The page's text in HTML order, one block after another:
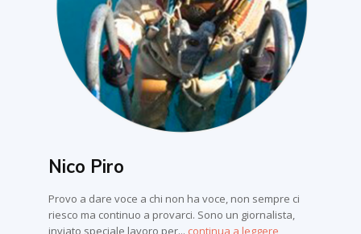
Nico Piro
Provo a dare voce a chi non ha voce, non sempre ci
riesco ma continuo a provarci. Sono un giornalista,
inviato speciale lavoro per... continua a leggere